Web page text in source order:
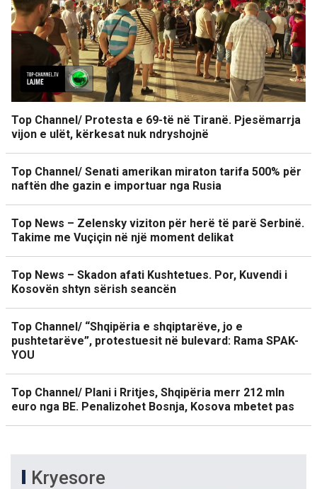
Top Channel/ Protesta e 69-të në Tiranë. Pjesëmarrja
vijon e ulët, kërkesat nuk ndryshojnë
Top Channel/ Senati amerikan miraton tarifa 500% për
naftën dhe gazin e importuar nga Rusia
Top News – Zelensky viziton për herë të parë Serbinë.
Takime me Vuçiçin në një moment delikat
Top News – Skadon afati Kushtetues. Por, Kuvendi i
Kosovën shtyn sërish seancën
Top Channel/ “Shqipëria e shqiptarëve, jo e
pushtetarëve”, protestuesit në bulevard: Rama SPAK-
YOU
Top Channel/ Plani i Rritjes, Shqipëria merr 212 mln
euro nga BE. Penalizohet Bosnja, Kosova mbetet pas
Kryesore